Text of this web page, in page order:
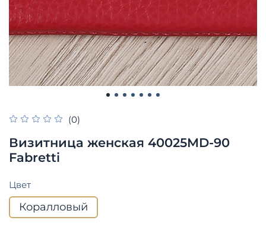
(0)
Визитница женская 40025MD-90
Fabretti
Цвет
Коралловый